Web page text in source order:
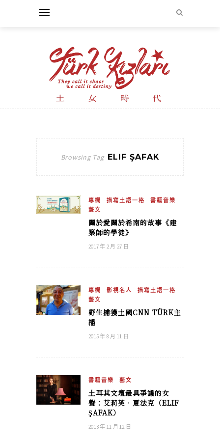
Browsing Tag ELIF ŞAFAK
專欄 描寫土語一格
書籍音樂
藝文
關於愛關於希南的故事《建
築師的學徒》
2017 年 2 月 27 日
專欄 影視名人
描寫土語一格
藝文
野生捕獲土國CNN TÜRK主
播
2015 年 8 月 11 日
書籍音樂 藝文
土耳其文壇最具爭議的女
聲：艾莉芙．夏法克（ELIF
ŞAFAK）
2013 年 11 月 12 日